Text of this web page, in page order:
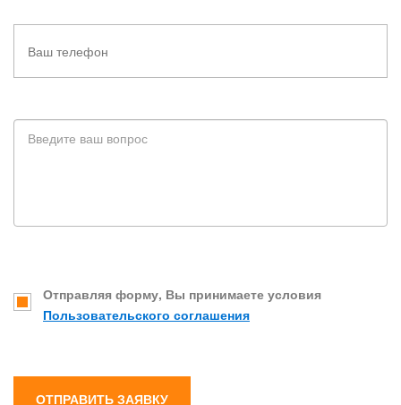
Отправляя форму, Вы принимаете условия
Пользовательского соглашения
ОТПРАВИТЬ ЗАЯВКУ